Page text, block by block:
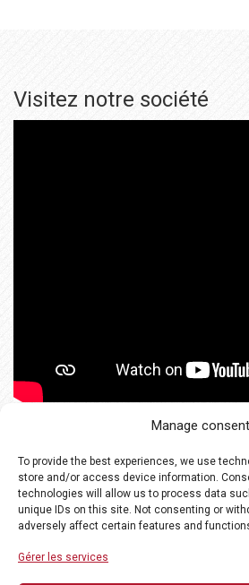
Manage consent
To provide the best experiences, we use
store and/or access device information.
technologies will allow us to process data
unique IDs on this site. Not consenting or
adversely affect certain features and
Gérer les services
Visitez notre société